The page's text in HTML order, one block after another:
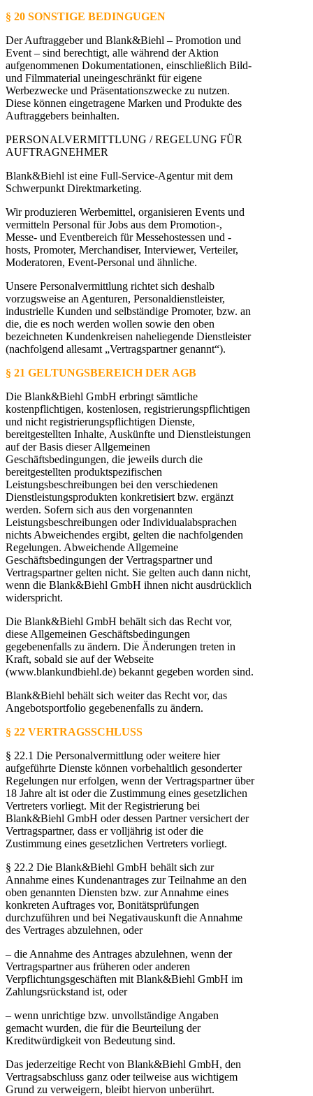
§ 20 SONSTIGE BEDINGUGEN
Der Auftraggeber und Blank&Biehl – Promotion und
Event – sind berechtigt, alle während der Aktion
aufgenommenen Dokumentationen, einschließlich Bild-
und Filmmaterial uneingeschränkt für eigene
Werbezwecke und Präsentationszwecke zu nutzen.
Diese können eingetragene Marken und Produkte des
Auftraggebers beinhalten.
PERSONALVERMITTLUNG / REGELUNG FÜR
AUFTRAGNEHMER
Blank&Biehl ist eine Full-Service-Agentur mit dem
Schwerpunkt Direktmarketing.
Wir produzieren Werbemittel, organisieren Events und
vermitteln Personal für Jobs aus dem Promotion-,
Messe- und Eventbereich für Messehostessen und -
hosts, Promoter, Merchandiser, Interviewer, Verteiler,
Moderatoren, Event-Personal und ähnliche.
Unsere Personalvermittlung richtet sich deshalb
vorzugsweise an Agenturen, Personaldienstleister,
industrielle Kunden und selbständige Promoter, bzw. an
die, die es noch werden wollen sowie den oben
bezeichneten Kundenkreisen naheliegende Dienstleister
(nachfolgend allesamt „Vertragspartner genannt“).
§ 21 GELTUNGSBEREICH DER AGB
Die Blank&Biehl GmbH erbringt sämtliche
kostenpflichtigen, kostenlosen, registrierungspflichtigen
und nicht registrierungspflichtigen Dienste,
bereitgestellten Inhalte, Auskünfte und Dienstleistungen
auf der Basis dieser Allgemeinen
Geschäftsbedingungen, die jeweils durch die
bereitgestellten produktspezifischen
Leistungsbeschreibungen bei den verschiedenen
Dienstleistungsprodukten konkretisiert bzw. ergänzt
werden. Sofern sich aus den vorgenannten
Leistungsbeschreibungen oder Individualabsprachen
nichts Abweichendes ergibt, gelten die nachfolgenden
Regelungen. Abweichende Allgemeine
Geschäftsbedingungen der Vertragspartner und
Vertragspartner gelten nicht. Sie gelten auch dann nicht,
wenn die Blank&Biehl GmbH ihnen nicht ausdrücklich
widerspricht.
Die Blank&Biehl GmbH behält sich das Recht vor,
diese Allgemeinen Geschäftsbedingungen
gegebenenfalls zu ändern. Die Änderungen treten in
Kraft, sobald sie auf der Webseite
(www.blankundbiehl.de) bekannt gegeben worden sind.
Blank&Biehl behält sich weiter das Recht vor, das
Angebotsportfolio gegebenenfalls zu ändern.
§ 22 VERTRAGSSCHLUSS
§ 22.1 Die Personalvermittlung oder weitere hier
aufgeführte Dienste können vorbehaltlich gesonderter
Regelungen nur erfolgen, wenn der Vertragspartner über
18 Jahre alt ist oder die Zustimmung eines gesetzlichen
Vertreters vorliegt. Mit der Registrierung bei
Blank&Biehl GmbH oder dessen Partner versichert der
Vertragspartner, dass er volljährig ist oder die
Zustimmung eines gesetzlichen Vertreters vorliegt.
§ 22.2 Die Blank&Biehl GmbH behält sich zur
Annahme eines Kundenantrages zur Teilnahme an den
oben genannten Diensten bzw. zur Annahme eines
konkreten Auftrages vor, Bonitätsprüfungen
durchzuführen und bei Negativauskunft die Annahme
des Vertrages abzulehnen, oder
– die Annahme des Antrages abzulehnen, wenn der
Vertragspartner aus früheren oder anderen
Verpflichtungsgeschäften mit Blank&Biehl GmbH im
Zahlungsrückstand ist, oder
– wenn unrichtige bzw. unvollständige Angaben
gemacht wurden, die für die Beurteilung der
Kreditwürdigkeit von Bedeutung sind.
Das jederzeitige Recht von Blank&Biehl GmbH, den
Vertragsabschluss ganz oder teilweise aus wichtigem
Grund zu verweigern, bleibt hiervon unberührt.